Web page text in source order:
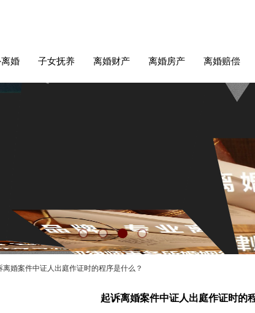
婚 子女抚养 离婚财产 离婚房产 离婚赔偿
离婚案件中证人出庭作证时的程序是什么？
起诉离婚案件中证人出庭作证时的